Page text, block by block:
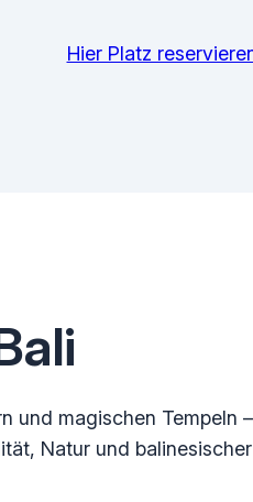
Hier Platz
und magischen Tempeln
Natur und